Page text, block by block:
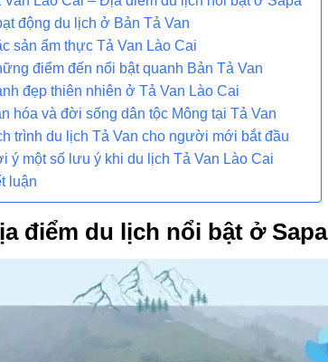
động du lịch ở Bản Tả Van
sản ẩm thực Tả Van Lào Cai
điểm đến nổi bật quanh Bản Tả Van
đẹp thiên nhiên ở Tả Van Lào Cai
hóa và đời sống dân tộc Mông tại Tả Van
trình du lịch Tả Van cho người mới bắt đầu
ý một số lưu ý khi du lịch Tả Van Lào Cai
luận
điểm du lịch nổi bật ở Sapa